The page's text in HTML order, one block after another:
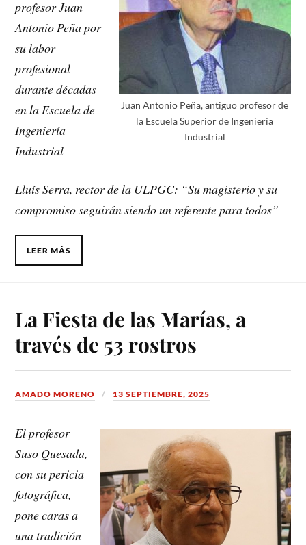
Juan Antonio Peña, antiguo profesor de
la Escuela Superior de Ingeniería
Industrial
profesor Juan
Antonio Peña por
su labor
profesional
durante décadas
en la Escuela de
Ingeniería
Industrial
Lluís Serra, rector de la ULPGC: “Su magisterio y su
compromiso seguirán siendo un referente para todos”
LEER MÁS
La Fiesta de las Marías, a
través de 53 rostros
AMADO MORENO 13 SEPTIEMBRE, 2025
El profesor
Suso Quesada,
con su pericia
fotográfica,
pone caras a
una tradición